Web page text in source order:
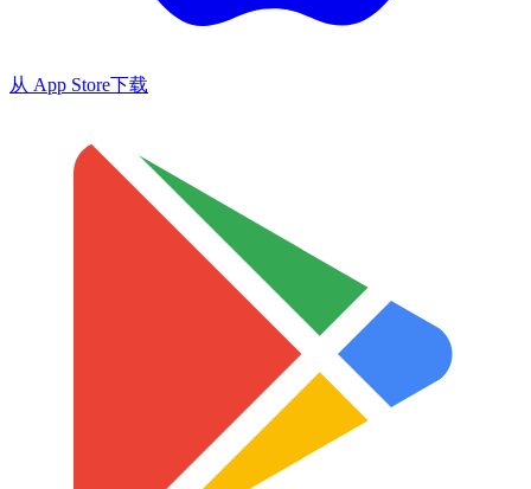
从 App Store下载